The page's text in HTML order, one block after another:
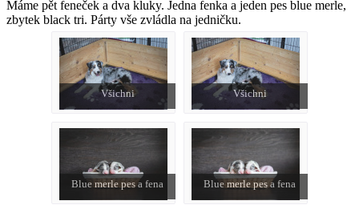
Máme pět feneček a dva kluky. Jedna fenka a jeden pes blue merle,
zbytek black tri. Párty vše zvládla na jedničku.
Všichni Všichni
Blue merle pes a fena Blue merle pes a fena